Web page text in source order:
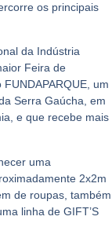
os principais
da Indústria
Feira de
FUNDAPARQUE, um
Serra Gaúcha, em
, e que recebe mais
uma
2x2m
de roupas, também
linha de GIFT’S